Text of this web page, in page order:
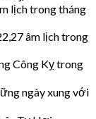
lịch trong tháng
âm lịch trong
Công Kỵ trong
ngày xung với